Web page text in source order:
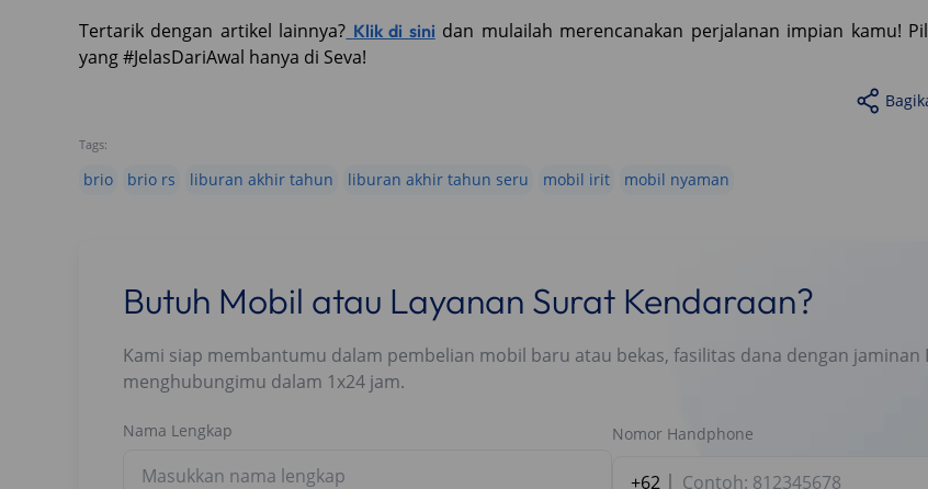
Tertarik dengan artikel lainnya? Klik di sini dan mulailah merencanakan perjalanan impian kamu!
yang #JelasDariAwal hanya di Seva!
Tags:
brio brio rs liburan akhir tahun liburan akhir tahun seru mobil irit mobil nyaman
Butuh Mobil atau Layanan Surat Kendaraan?
Kami siap membantumu dalam pembelian mobil baru atau bekas, fasilitas dana dengan jaminan
menghubungimu dalam 1x24 jam.
Nama Lengkap Nomor Handphone
+62